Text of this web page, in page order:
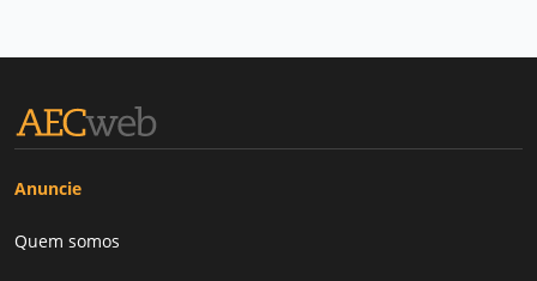
Anuncie
Quem somos